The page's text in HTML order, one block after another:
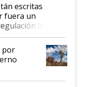
escritas
fuera un
llegó
y hasta se
al IPCVA
por